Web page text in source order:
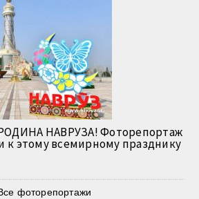
НАВРУЗА! Фоторепортаж
к этому всемирному празднику
фоторепортажи